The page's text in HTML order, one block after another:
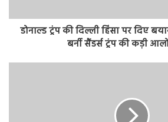
डोनाल्ड ट्रंप की दिल्ली हिंसा पर दिए
बर्नी सैंडर्स ट्रंप की कड़ी